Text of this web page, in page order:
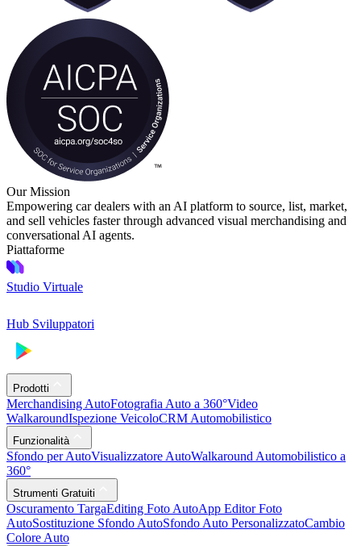
Our Mission
Empowering car dealers with an AI platform to source, list, market,
and sell vehicles faster through advanced visual merchandising and
conversational AI agents.
Piattaforme
Studio Virtuale
Hub Sviluppatori
Prodotti
Merchandising AutoFotografia Auto a 360°Video
WalkaroundIspezione VeicoloCRM Automobilistico
Funzionalità
Sfondo per AutoVisualizzatore AutoWalkaround Automobilistico a
360°
Strumenti Gratuiti
Oscuramento TargaEditing Foto AutoApp Editor Foto
AutoSostituzione Sfondo AutoSfondo Auto PersonalizzatoCambio
Colore Auto